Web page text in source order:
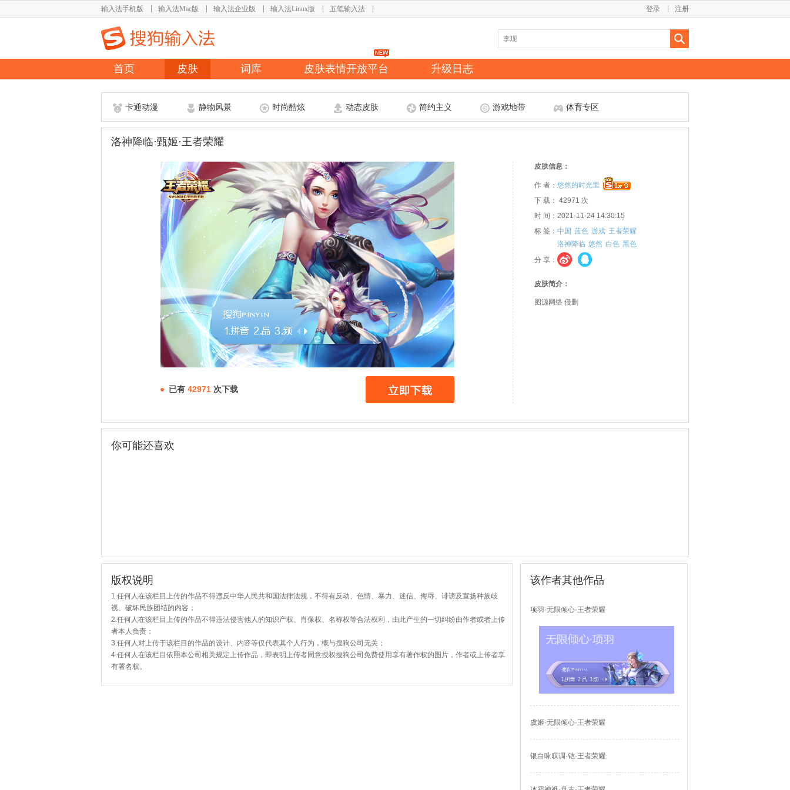
输入法手机版 输入法Mac版 输入法企业版 输入法Linux版 五笔输入法 注册
登录
首页 皮肤 词库 皮肤表情开放平台 升级日志
卡通动漫 静物风景 时尚酷炫 动态皮肤 简约主义 游戏地带 体育专区
洛神降临·甄姬·王者荣耀
已有 42971 次下载
皮肤信息：
作 者： 悠然的时光里
下 载： 42971 次
时 间：2021-11-24 14:30:15
标 签： 中国 蓝色 游戏 王者荣耀
洛神降临 悠然 白色 黑色
分 享：
皮肤简介：
图源网络 侵删
你可能还喜欢
版权说明
1.任何人在该栏目上传的作品不得违反中华人民共和国法律法规，不得有反动、色情、暴力、迷信、侮辱、诽谤及宣扬种族歧
视、破坏民族团结的内容；
2.任何人在该栏目上传的作品不得违法侵害他人的知识产权、肖像权、名称权等合法权利，由此产生的一切纠纷由作者或者上传
者本人负责；
3.任何人对上传于该栏目的作品的设计、内容等仅代表其个人行为，概与搜狗公司无关；
4.任何人在该栏目依照本公司相关规定上传作品，即表明上传者同意授权搜狗公司免费使用享有著作权的图片，作者或上传者享
有署名权。
该作者其他作品
项羽·无限倾心·王者荣耀
虞姬·无限倾心·王者荣耀
银白咏叹调·铠·王者荣耀